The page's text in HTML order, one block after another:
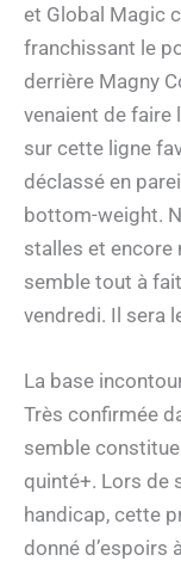
et Global Magic
franchissant le
derrière Magny
venaient de faire
sur cette ligne
déclassé en
bottom-weight.
stalles et encore
semble tout à
vendredi. Il sera
La base
Très confirmée
semble
quinté+. Lors de
handicap, cette
donné d’espoirs